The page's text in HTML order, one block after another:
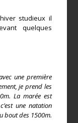
studieux il
quelques
une première
je prend les
La marée est
une natation
bout des 1500m.